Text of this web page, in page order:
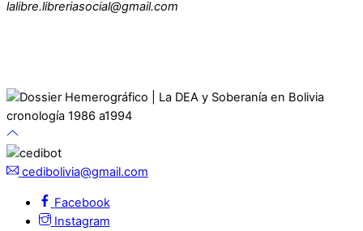
lalibre.libreriasocial@gmail.com
cedibolivia@gmail.com
Facebook
Instagram